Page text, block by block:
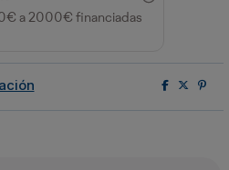
a 2000€ financiadas